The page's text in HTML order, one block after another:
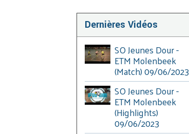
Dernières Vidéos
SO Jeunes Dour -
ETM Molenbeek
(Match) 09/06/2023
SO Jeunes Dour -
ETM Molenbeek
(Highlights)
09/06/2023